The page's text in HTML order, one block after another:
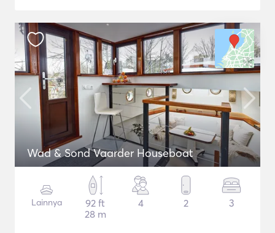
Wad & Sond Vaarder Houseboat
Lainnya
92 ft
28 m
4 2 3